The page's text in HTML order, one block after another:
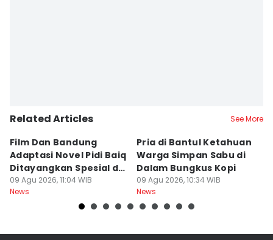
Related Articles See More
Film Dan Bandung
Adaptasi Novel Pidi Baiq
Ditayangkan Spesial di
Jogja
09 Agu 2026, 11:04 WIB
News
Pria di Bantul Ketahuan
Warga Simpan Sabu di
Dalam Bungkus Kopi
09 Agu 2026, 10:34 WIB
News